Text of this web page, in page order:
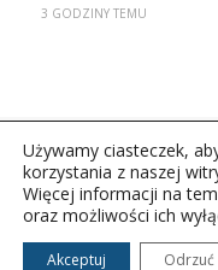
3 GODZINY TEMU
Copyright © 2026Polskie
Wszelkie prawa
Używamy ciasteczek,
korzystania z naszej
Więcej informacji na
oraz możliwości ich
Akceptuj Odrzuć